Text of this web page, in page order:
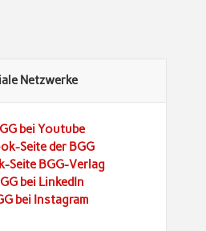
Netzwerke
bei Youtube
Seite der BGG
Seite BGG-Verlag
bei LinkedIn
bei Instagram